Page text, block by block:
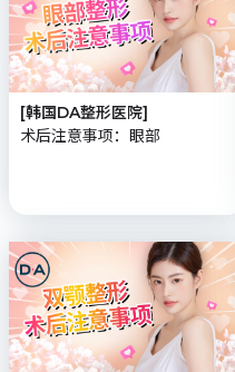
[韩国DA整形医院]
术后注意事项：眼部